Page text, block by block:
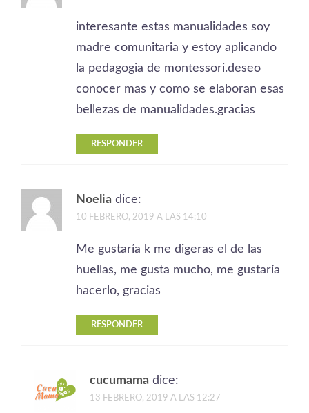
interesante estas manualidades soy
madre comunitaria y estoy aplicando
la pedagogia de montessori.deseo
conocer mas y como se elaboran esas
bellezas de manualidades.gracias
RESPONDER
Noelia dice:
10 FEBRERO, 2019 A LAS 14:10
Me gustaría k me digeras el de las
huellas, me gusta mucho, me gustaría
hacerlo, gracias
RESPONDER
cucumama dice:
13 FEBRERO, 2019 A LAS 12:27